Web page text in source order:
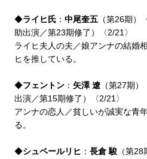
◆ライヒ氏： 中尾奎五（第26期）
助出演／第23期修了）〈2/21〉
ライヒ夫人の夫／娘アンナの結婚
ヒを推している。
◆フェントン： 矢澤 遼（第27期
出演／第15期修了）〈2/21〉
アンナの恋人／貧しいが誠実な青
る。
◆シュペールリヒ ： 長倉 駿（第28